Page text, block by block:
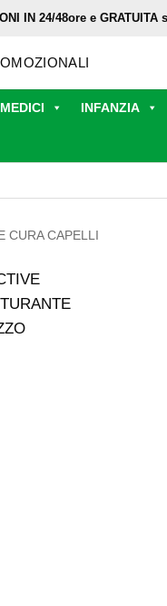
IN 24/48ore e GRATUITA
INFANZIA
CURA CAPELLI